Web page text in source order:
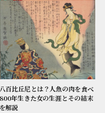
八百比丘尼とは？人魚の肉を食べ
800年生きた女の生涯とその結末
を解説